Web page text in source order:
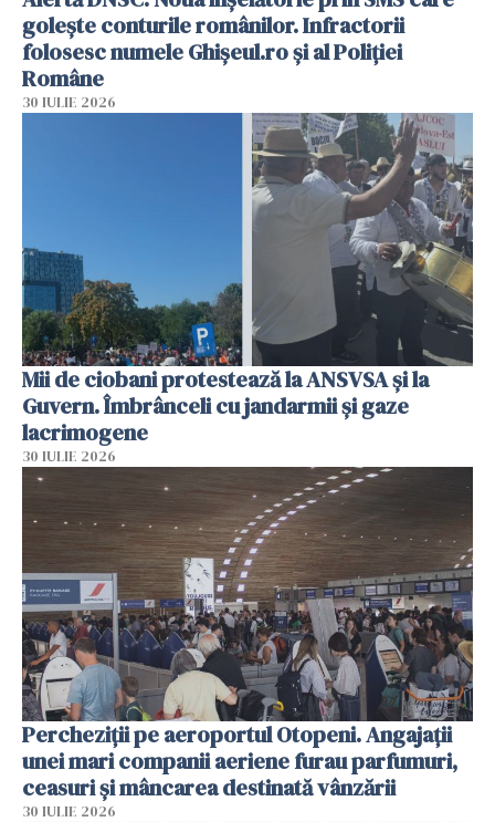
golește conturile românilor. Infractorii
folosesc numele Ghișeul.ro și al Poliției
Române
30 IULIE 2026
Mii de ciobani protestează la ANSVSA și la
Guvern. Îmbrânceli cu jandarmii și gaze
lacrimogene
30 IULIE 2026
Percheziții pe aeroportul Otopeni. Angajații
unei mari companii aeriene furau parfumuri,
ceasuri și mâncarea destinată vânzării
30 IULIE 2026